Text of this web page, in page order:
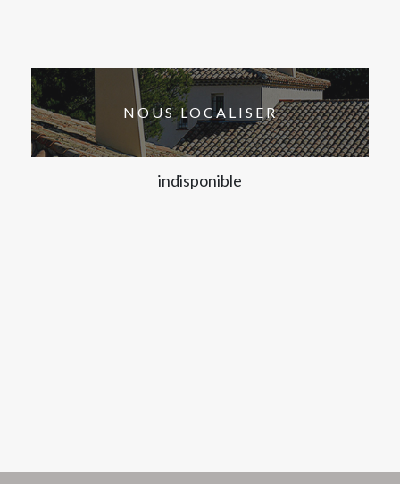
NOUS LOCALISER
indisponible